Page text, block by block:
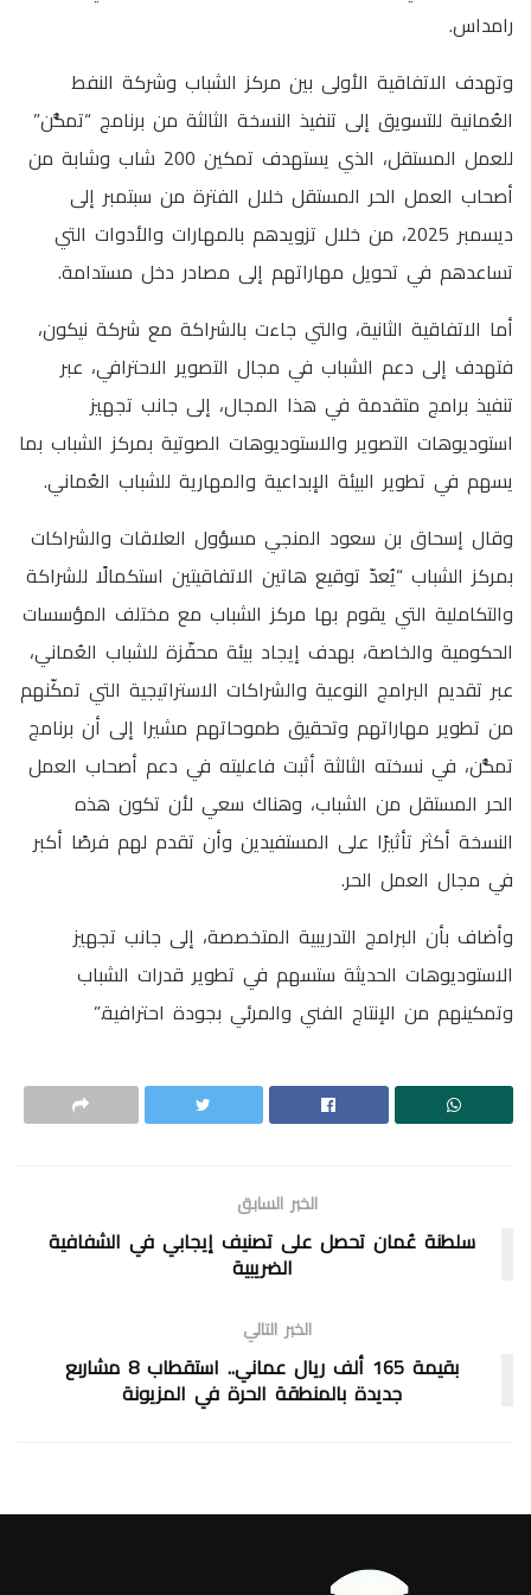
رامداس.
وتهدف الاتفاقية الأولى بين مركز الشباب وشركة النفط
العُمانية للتسويق إلى تنفيذ النسخة الثالثة من برنامج “تمكُّن”
للعمل المستقل، الذي يستهدف تمكين 200 شاب وشابة من
أصحاب العمل الحر المستقل خلال الفترة من سبتمبر إلى
ديسمبر 2025، من خلال تزويدهم بالمهارات والأدوات التي
تساعدهم في تحويل مهاراتهم إلى مصادر دخل مستدامة.
أما الاتفاقية الثانية، والتي جاءت بالشراكة مع شركة نيكون،
فتهدف إلى دعم الشباب في مجال التصوير الاحترافي، عبر
تنفيذ برامج متقدمة في هذا المجال، إلى جانب تجهيز
استوديوهات التصوير والاستوديوهات الصوتية بمركز الشباب بما
يسهم في تطوير البيئة الإبداعية والمهارية للشباب العُماني.
وقال إسحاق بن سعود المنجي مسؤول العلاقات والشراكات
بمركز الشباب “يُعدّ توقيع هاتين الاتفاقيتين استكمالًا للشراكة
والتكاملية التي يقوم بها مركز الشباب مع مختلف المؤسسات
الحكومية والخاصة، بهدف إيجاد بيئة محفّزة للشباب العُماني،
عبر تقديم البرامج النوعية والشراكات الاستراتيجية التي تمكّنهم
من تطوير مهاراتهم وتحقيق طموحاتهم مشيرا إلى أن برنامج
تمكُّن، في نسخته الثالثة أثبت فاعليته في دعم أصحاب العمل
الحر المستقل من الشباب، وهناك سعي لأن تكون هذه
النسخة أكثر تأثيرًا على المستفيدين وأن تقدم لهم فرصًا أكبر
في مجال العمل الحر.
وأضاف بأن البرامج التدريبية المتخصصة، إلى جانب تجهيز
الاستوديوهات الحديثة ستسهم في تطوير قدرات الشباب
وتمكينهم من الإنتاج الفني والمرئي بجودة احترافية.”
الخبر السابق
سلطنة عُمان تحصل على تصنيف إيجابي في الشفافية
الضريبية
الخبر التالي
بقيمة 165 ألف ريال عماني.. استقطاب 8 مشاربع
جديدة بالمنطقة الحرة في المزيونة